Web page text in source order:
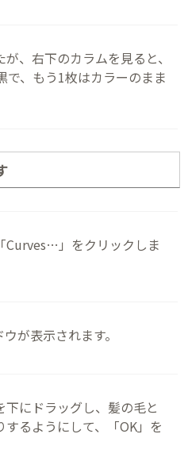
、右下のカラムを見ると、
で、もう1枚はカラーのまま
」をクリックしま
が表示されます。
にドラッグし、髪の毛と
るようにして、「OK」を